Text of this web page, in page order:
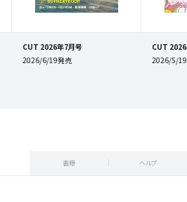
CUT 2026年7月号
2026/6/19発売
CUT
2026/5/
書籍 ヘルプ